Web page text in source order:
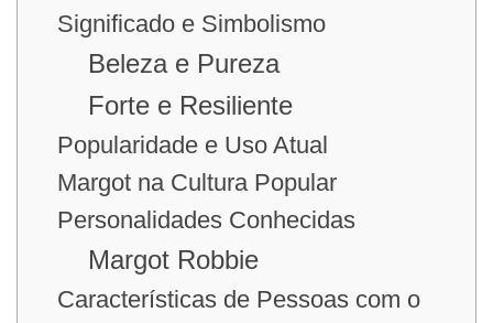
Significado e Simbolismo
Beleza e Pureza
Forte e Resiliente
Popularidade e Uso Atual
Margot na Cultura Popular
Personalidades Conhecidas
Margot Robbie
Características de Pessoas com o